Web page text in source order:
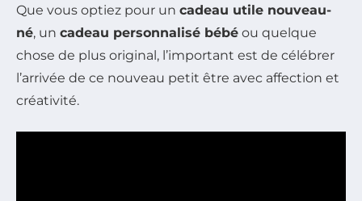
Que vous optiez pour un cadeau utile nouveau-
né, un cadeau personnalisé bébé ou quelque
chose de plus original, l’important est de célébrer
l’arrivée de ce nouveau petit être avec affection et
créativité.